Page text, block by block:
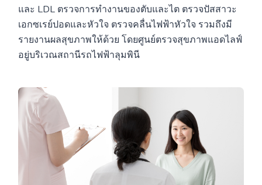
และ LDL ตรวจการทำงานของตับและไต ตรวจปัสสาวะ
เอกซเรย์ปอดและหัวใจ ตรวจคลื่นไฟฟ้าหัวใจ รวมถึงมี
รายงานผลสุขภาพให้ด้วย โดยศูนย์ตรวจสุขภาพแอดไลฟ์
อยู่บริเวณสถานีรถไฟฟ้าลุมพินี